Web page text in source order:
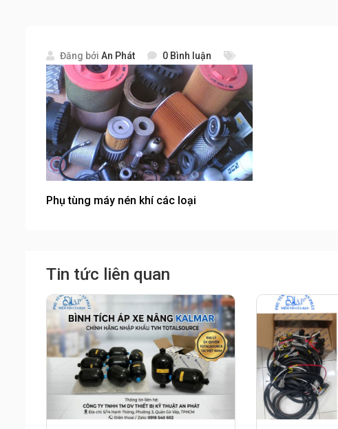
Đăng bởi An Phát 0 Bình luận
Phụ tùng máy nén khí các loại
Tin tức liên quan